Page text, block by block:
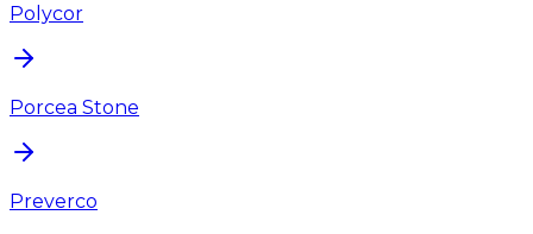
Polycor
Porcea Stone
Preverco